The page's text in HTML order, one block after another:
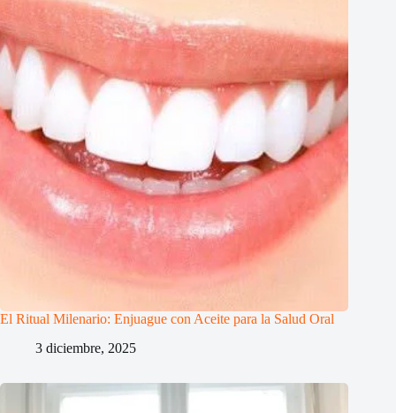
El Ritual Milenario: Enjuague con Aceite para la Salud Oral
3 diciembre, 2025